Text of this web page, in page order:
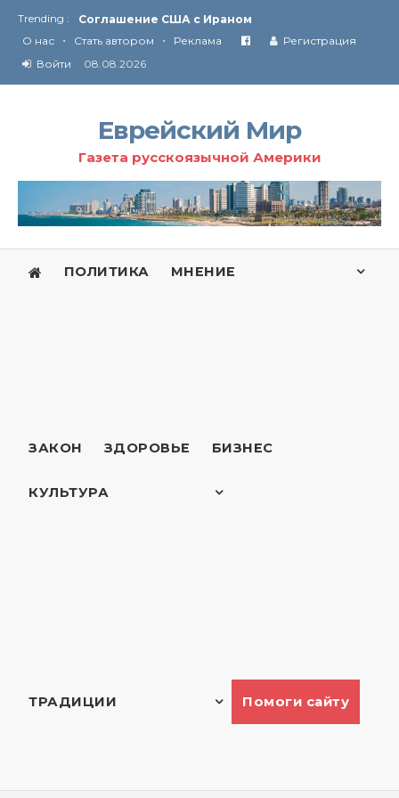
Trending :
Соглашение США с Ираном
Технология Революции в Иране
О нас • Стать автором • Реклама
Регистрация
Войти
08.08.2026
Еврейский Мир
Газета русскоязычной Америки
ПОЛИТИКА МНЕНИЕ
ЗАКОН ЗДОРОВЬЕ БИЗНЕС
КУЛЬТУРА
ТРАДИЦИИ Помоги сайту